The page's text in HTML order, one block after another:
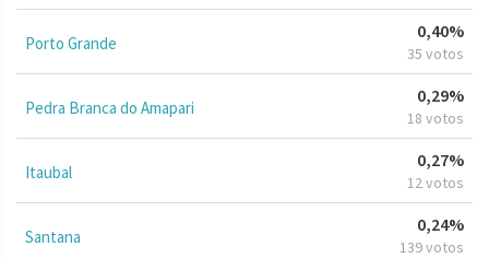
Porto Grande
0,40%
35 votos
Pedra Branca do Amapari
0,29%
18 votos
Itaubal
0,27%
12 votos
Santana
0,24%
139 votos